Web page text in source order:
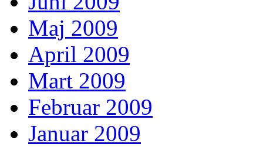
Maj 2009
April 2009
Mart 2009
Februar 2009
Januar 2009